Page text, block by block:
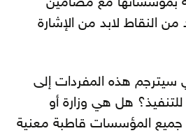
النقاط لابد من الإشارة
سيترجم هذه المفردات إلى
للتنفيذ؟ هل هي وزارة أو
المؤسسات قاطبة معنية